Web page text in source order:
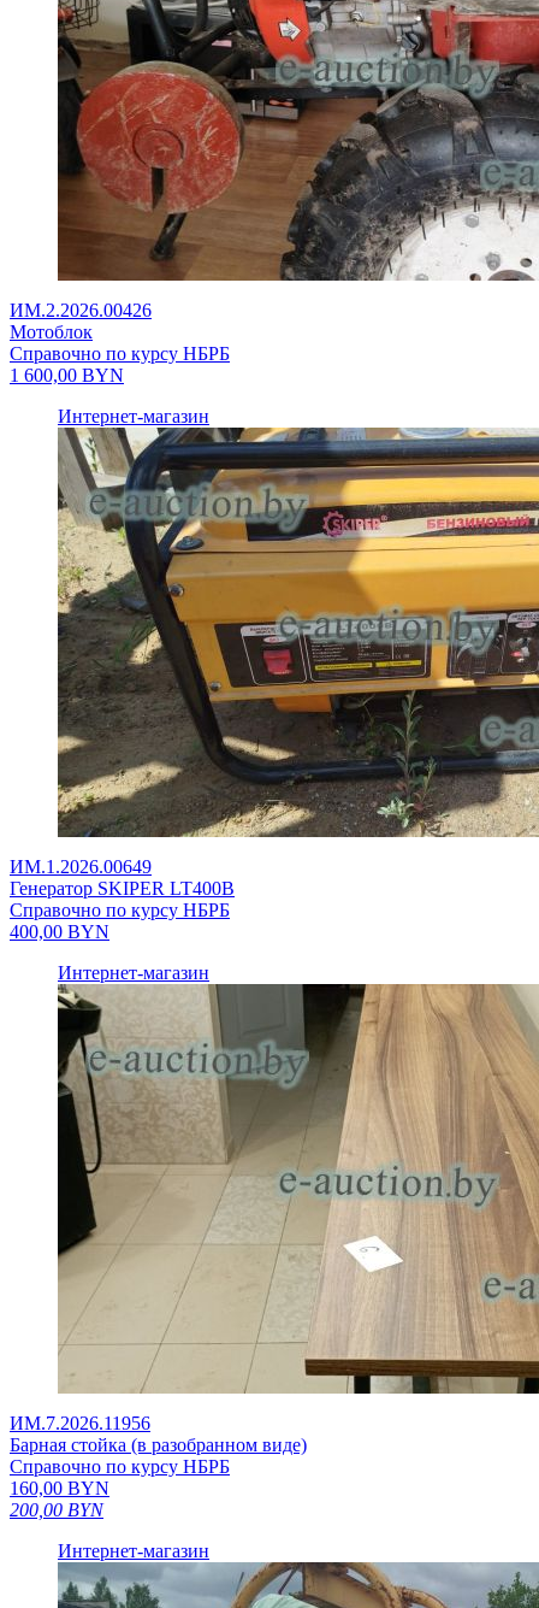
ИМ.2.2026.00426
Мотоблок
Справочно по курсу НБРБ
1 600,00 BYN
Интернет-магазин
ИМ.1.2026.00649
Генератор SKIPER LT400В
Справочно по курсу НБРБ
400,00 BYN
Интернет-магазин
ИМ.7.2026.11956
Барная стойка (в разобранном виде)
Справочно по курсу НБРБ
160,00 BYN
200,00 BYN
Интернет-магазин